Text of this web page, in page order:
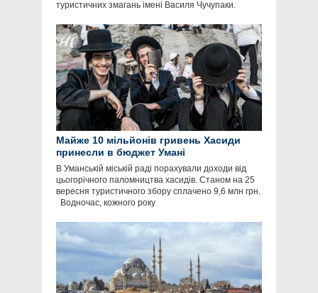
туристичних змагань імені Василя Чучупаки.
Майже 10 мільйонів гривень Хасиди
принесли в бюджет Умані
В Уманській міській раді порахували доходи від
цьогорічного паломництва хасидів. Станом на 25
вересня туристичного збору сплачено 9,6 млн грн.
Водночас, кожного року